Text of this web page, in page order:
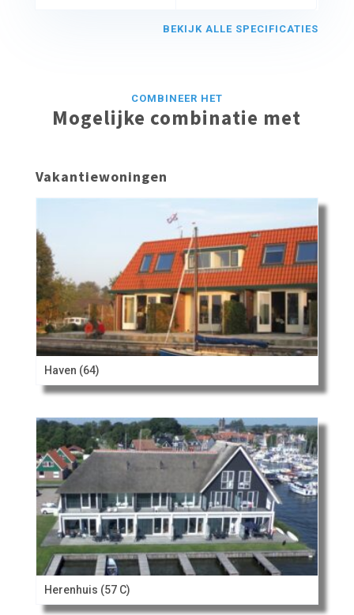
BEKIJK ALLE SPECIFICATIES
COMBINEER HET
Mogelijke combinatie met
Vakantiewoningen
Haven (64)
Herenhuis (57 C)